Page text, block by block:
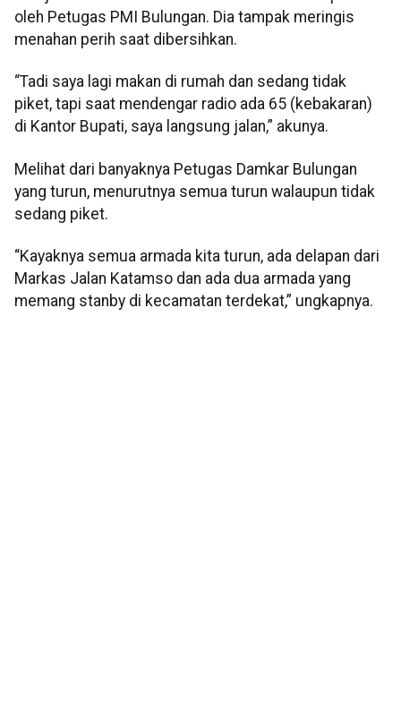
oleh Petugas PMI Bulungan. Dia tampak meringis
menahan perih saat dibersihkan.
“Tadi saya lagi makan di rumah dan sedang tidak
piket, tapi saat mendengar radio ada 65 (kebakaran)
di Kantor Bupati, saya langsung jalan,” akunya.
Melihat dari banyaknya Petugas Damkar Bulungan
yang turun, menurutnya semua turun walaupun tidak
sedang piket.
“Kayaknya semua armada kita turun, ada delapan dari
Markas Jalan Katamso dan ada dua armada yang
memang stanby di kecamatan terdekat,” ungkapnya.